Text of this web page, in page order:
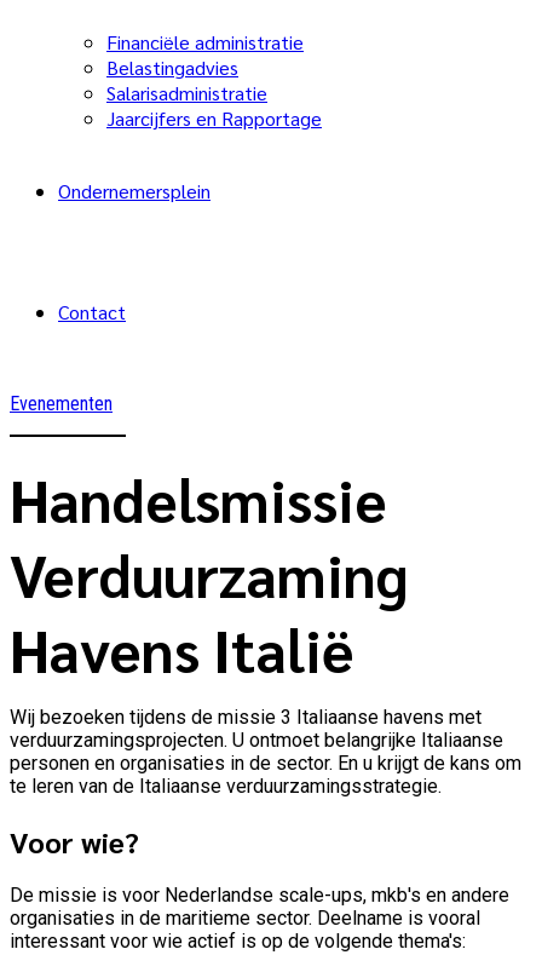
Financiële administratie
Belastingadvies
Salarisadministratie
Jaarcijfers en Rapportage
Ondernemersplein
Contact
Evenementen
Handelsmissie
Verduurzaming
Havens Italië
Wij bezoeken tijdens de missie 3 Italiaanse havens met
verduurzamingsprojecten. U ontmoet belangrijke Italiaanse
personen en organisaties in de sector. En u krijgt de kans om
te leren van de Italiaanse verduurzamingsstrategie.
Voor wie?
De missie is voor Nederlandse scale-ups, mkb's en andere
organisaties in de maritieme sector. Deelname is vooral
interessant voor wie actief is op de volgende thema's: